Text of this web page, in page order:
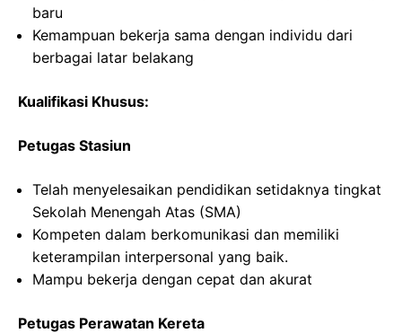
baru
Kemampuan bekerja sama dengan individu dari
berbagai latar belakang
Kualifikasi Khusus:
Petugas Stasiun
Telah menyelesaikan pendidikan setidaknya tingkat
Sekolah Menengah Atas (SMA)
Kompeten dalam berkomunikasi dan memiliki
keterampilan interpersonal yang baik.
Mampu bekerja dengan cepat dan akurat
Petugas Perawatan Kereta